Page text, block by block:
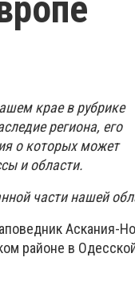
крае в рубрике
региона, его
о которых может
и области.
части нашей
Аскания-
районе в